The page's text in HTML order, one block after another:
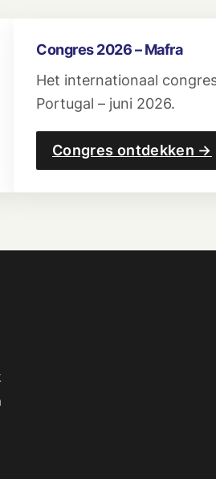
Congres 2026 – Mafra
Het internationaal
Portugal – juni 2026.
Congres ontdekken →